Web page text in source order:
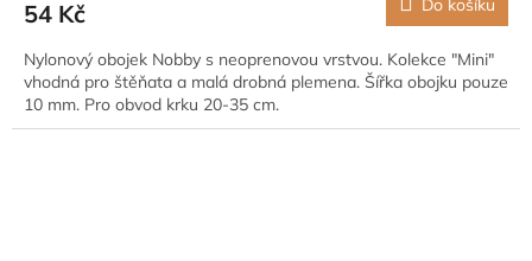
54 Kč Do košíku
Nylonový obojek Nobby s neoprenovou vrstvou. Kolekce "Mini"
vhodná pro štěňata a malá drobná plemena. Šířka obojku pouze
10 mm. Pro obvod krku 20-35 cm.